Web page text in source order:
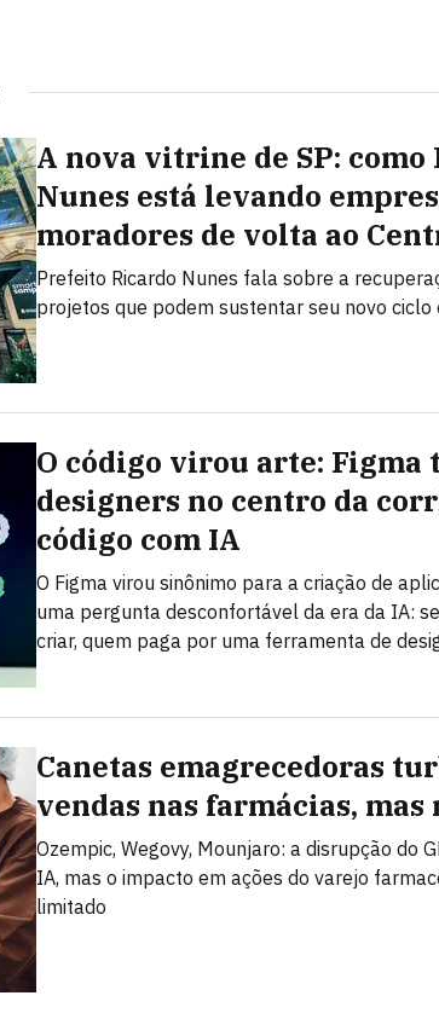
A nova vitrine de SP: como
Nunes está levando
moradores de volta ao
Prefeito Ricardo Nunes fala sobre a
projetos que podem sustentar seu novo ciclo
O código virou arte: Figma
designers no centro da
código com IA
O Figma virou sinônimo para a criação de
uma pergunta desconfortável da era da IA:
criar, quem paga por uma ferramenta de
Canetas emagrecedoras
vendas nas farmácias, mas
Ozempic, Wegovy, Mounjaro: a disrupção do
IA, mas o impacto em ações do varejo
limitado